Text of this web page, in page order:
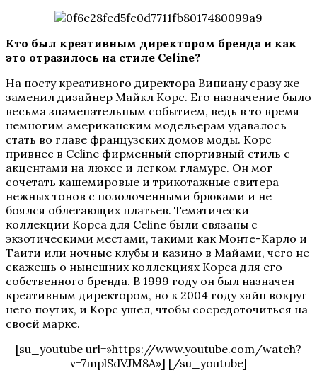
Кто был креативным директором бренда и как
это отразилось на стиле Celine?
На посту креативного директора Випиану сразу же
заменил дизайнер Майкл Корс. Его назначение было
весьма знаменательным событием, ведь в то время
немногим американским модельерам удавалось
стать во главе французских домов моды. Корс
привнес в Celine фирменный спортивный стиль с
акцентами на люксе и легком гламуре. Он мог
сочетать кашемировые и трикотажные свитера
нежных тонов с позолоченными брюками и не
боялся облегающих платьев. Тематически
коллекции Корса для Celine были связаны с
экзотическими местами, такими как Монте-Карло и
Таити или ночные клубы и казино в Майами, чего не
скажешь о нынешних коллекциях Корса для его
собственного бренда. В 1999 году он был назначен
креативным директором, но к 2004 году хайп вокруг
него поутих, и Корс ушел, чтобы сосредоточиться на
своей марке.
[su_youtube url=»https://www.youtube.com/watch?
v=7mplSdVJM8A»] [/su_youtube]